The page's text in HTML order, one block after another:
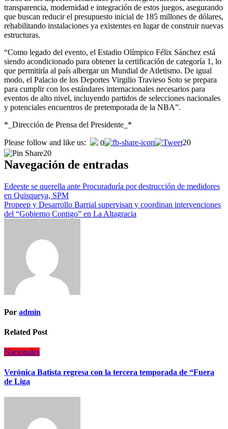
transparencia, modernidad e integración de estos juegos, asegurando
que buscan reducir el presupuesto inicial de 185 millones de dólares,
rehabilitando instalaciones ya existentes en lugar de construir nuevas
estructuras.
“Como legado del evento, el Estadio Olímpico Félix Sánchez está
siendo acondicionado para obtener la certificación de categoría 1, lo
que permitiría al país albergar un Mundial de Atletismo. De igual
modo, el Palacio de los Deportes Virgilio Travieso Soto se prepara
para cumplir con los estándares internacionales necesarios para
eventos de alto nivel, incluyendo partidos de selecciones nacionales
y potenciales encuentros de pretemporada de la NBA”.
*_Dirección de Prensa del Presidente_*
Please follow and like us: 0
20
20
Navegación de entradas
Edeeste se querella ante Procuraduría por destrucción de medidores
en Quisqueya, SPM
Propeep y Desarrollo Barrial supervisan y coordinan intervenciones
del “Gobierno Contigo” en La Altagracia
Por admin
Related Post
Nacionales
Verónica Batista regresa con la tercera temporada de “Fuera
de Liga